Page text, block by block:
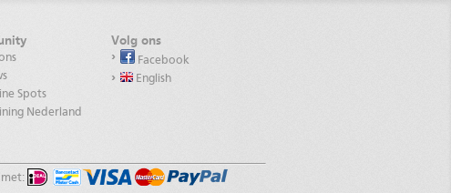
Spots
Nederland
Volg ons
Facebook
English